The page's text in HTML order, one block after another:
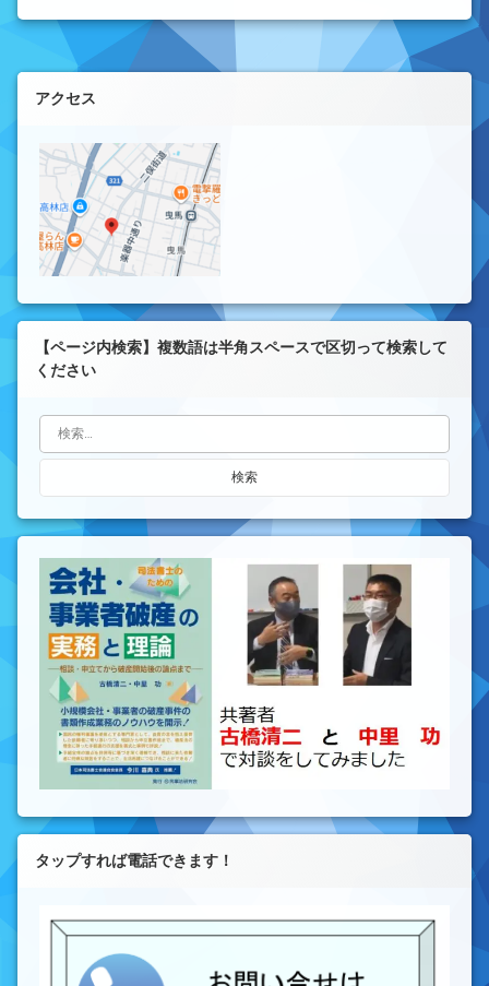
左サイドバー
アクセス
【ページ内検索】複数語は半角スペースで区切って検索して
ください
検索:
タップすれば電話できます！